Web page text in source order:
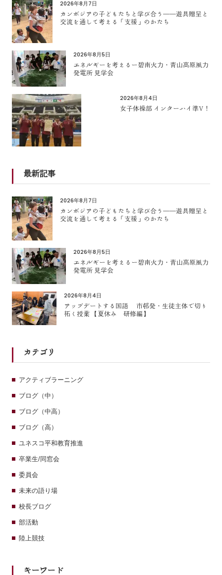
2026年8月7日
カンボジアの子どもたちと学び合う――遊具贈呈と
交流を通して考える「支援」のかたち
2026年8月5日
エネルギーを考えるー碧南火力・青山高原風力
発電所 見学会
2026年8月4日
女子体操部 インターハイ準V！
最新記事
2026年8月7日
カンボジアの子どもたちと学び合う――遊具贈呈と
交流を通して考える「支援」のかたち
2026年8月5日
エネルギーを考えるー碧南火力・青山高原風力
発電所 見学会
2026年8月4日
アップデートする国語 市邨発・生徒主体で切り
拓く授業 【夏休み 研修編】
カテゴリ
アクティブラーニング
ブログ（中）
ブログ（中高）
ブログ（高）
ユネスコ平和教育推進
卒業生/同窓会
委員会
未来の語り場
校長ブログ
部活動
陸上競技
キーワード